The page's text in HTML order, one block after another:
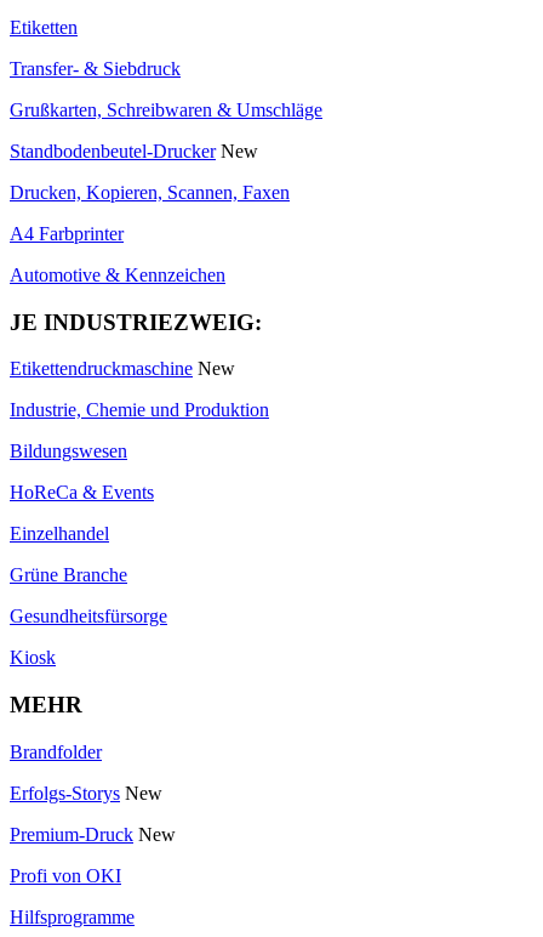
Etiketten
Transfer- & Siebdruck
Grußkarten, Schreibwaren & Umschläge
Standbodenbeutel-Drucker New
Drucken, Kopieren, Scannen, Faxen
A4 Farbprinter
Automotive & Kennzeichen
JE INDUSTRIEZWEIG:
Etikettendruckmaschine New
Industrie, Chemie und Produktion
Bildungswesen
HoReCa & Events
Einzelhandel
Grüne Branche
Gesundheitsfürsorge
Kiosk
MEHR
Brandfolder
Erfolgs-Storys New
Premium-Druck New
Profi von OKI
Hilfsprogramme